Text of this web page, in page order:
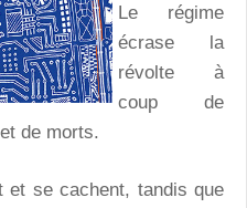
Le régime
écrase la
révolte à
coup de
de morts.
et se cachent, tandis que